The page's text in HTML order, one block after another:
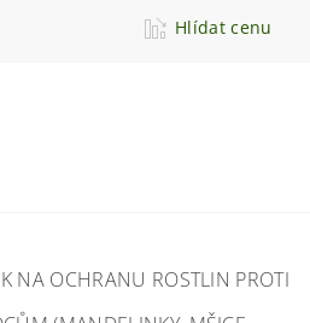
Hlídat cenu
NA OCHRANU ROSTLIN PROTI